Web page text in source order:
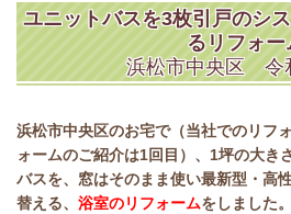
ユニットバスを3枚引戸のシ
るリフォー
浜松市中央区 令
浜松市中央区のお宅で（当社でのリフ
ォームのご紹介は1回目）、1坪の大き
バスを、窓はそのまま使い最新型・高
替える、 浴室のリフォームをしました。